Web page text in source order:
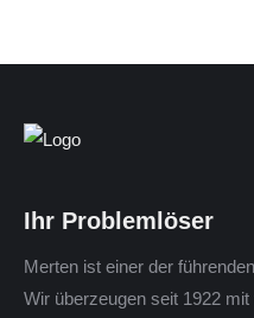
Ihr Problemlöser
Merten ist einer der
Wir überzeugen seit 1922